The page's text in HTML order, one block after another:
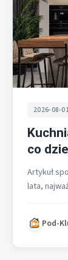
2026-08-
co
Artykuł
lata,
Pod-